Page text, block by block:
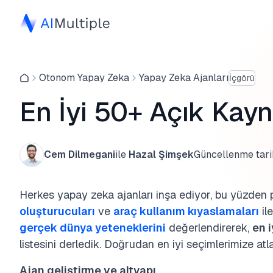
Otonom Yapay Zeka Yapay Zeka Ajanlarıİçgörü
En İyi 50+ Açık
Cem Dilmeganiile Hazal ŞimşekGüncellenme
Herkes yapay zeka ajanları inşa ediyor, bu
oluşturucuları ve araç kullanım kıyaslamaları
gerçek dünya yeteneklerini değerlendirerek, en
listesini derledik. Doğrudan en iyi seçimlerimize